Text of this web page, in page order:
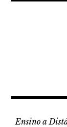
Ensino a